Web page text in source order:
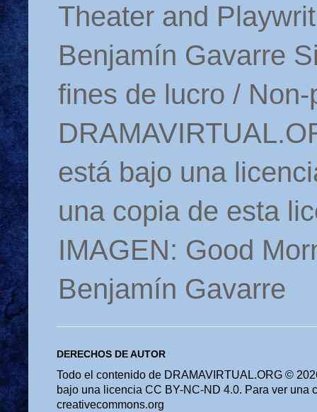
Theater and
Benjamín Gavarre
fines de lucro /
está bajo una
una copia de esta
IMAGEN: Good
Benjamín Gavarre
DERECHOS DE AUTOR
Todo el contenido de DRAMAVIRTUAL.ORG ©
bajo una licencia CC BY-NC-ND 4.0. Para ver una
creativecommons.org